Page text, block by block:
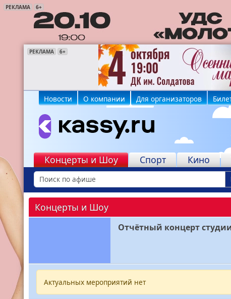
РЕКЛАМА 6+
РЕКЛАМА 6+
РЕКЛАМА 6+
РЕКЛАМА 6+
РЕКЛАМА 16+
РЕКЛАМА 16+
РЕКЛАМА 12+
Новости О компании Для организаторов
Концерты и Шоу Спорт Кино
Концерты и Шоу
Отчётный концерт
Актуальных мероприятий нет